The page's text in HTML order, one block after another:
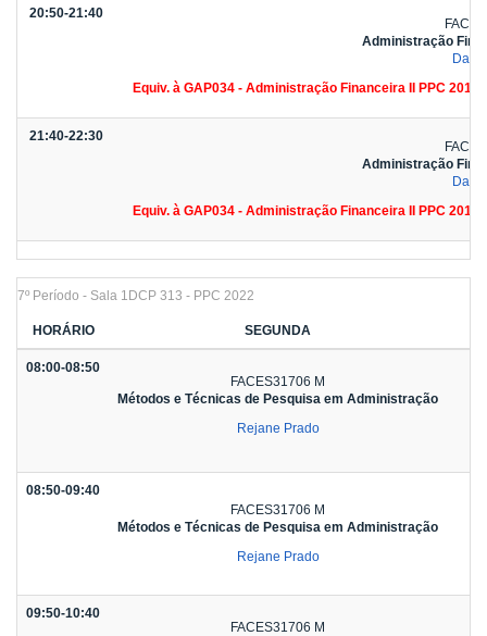
20:50-21:40
Administração
Equiv. à GAP034 - Administração Financeira II PPC
21:40-22:30
Administração
Equiv. à GAP034 - Administração Financeira II PPC
7º Período - Sala 1DCP 313 - PPC 2022
HORÁRIO SEGUNDA
08:00-08:50
FACES31706 M
Métodos e Técnicas de Pesquisa em Administração
Rejane Prado
08:50-09:40
FACES31706 M
Métodos e Técnicas de Pesquisa em Administração
Rejane Prado
09:50-10:40
FACES31706 M